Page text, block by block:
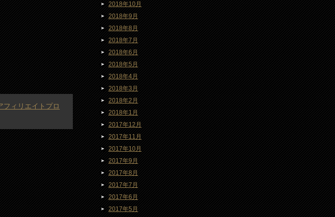
フィリエイトプロ
2018年10月
2018年9月
2018年8月
2018年7月
2018年6月
2018年5月
2018年4月
2018年3月
2018年2月
2018年1月
2017年12月
2017年11月
2017年10月
2017年9月
2017年8月
2017年7月
2017年6月
2017年5月